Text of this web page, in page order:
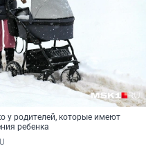
у родителей, которые имеют
ребенка